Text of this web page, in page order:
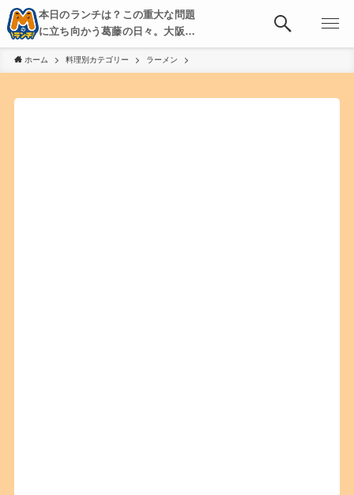
本日のランチは？この重大な問題
に立ち向かう葛藤の日々。大阪・
京都・神戸を中心とした食べ歩
き、飲み歩きを綴る。
ホーム 料理別カテゴリー ラーメン